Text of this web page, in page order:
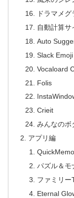
ドラマメグ
自動計算サ
Auto
Slack
Vocaloard
Folis
Crieit
みんなのボ
アプリ編
パズル＆モ
ファミリー
Eternal